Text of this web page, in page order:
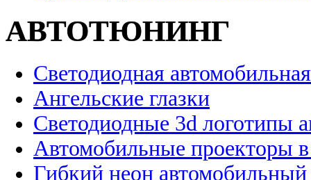
АВТОТЮНИНГ
Светодиодная
Ангельские глазки
Светодиодные 3d логотипы
Автомобильные проекторы
Гибкий неон автомобильный